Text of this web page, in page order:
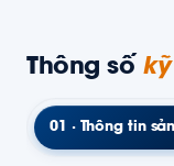
Thông số
01 · Thông tin